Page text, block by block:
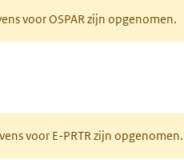
voor OSPAR zijn opgenomen.
voor E-PRTR zijn opgenomen.